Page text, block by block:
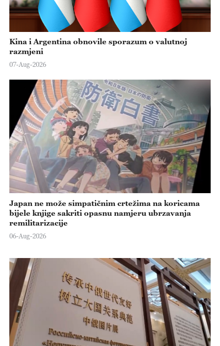
Kina i Argentina obnovile sporazum o valutnoj
razmjeni
07-Aug-2026
Japan ne može simpatičnim crtežima na koricama
bijele knjige sakriti opasnu namjeru ubrzavanja
remilitarizacije
06-Aug-2026